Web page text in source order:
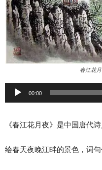
春江花月
00:00
《春江花月夜》是中国唐代
绘春天夜晚江畔的景色，词